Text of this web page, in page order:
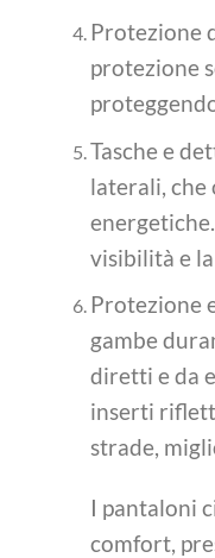
Protezione
protezione
Tasche e
laterali,
visibilità e
Protezione
gambe
diretti e da
inserti
strade,
I pantaloni
comfort,